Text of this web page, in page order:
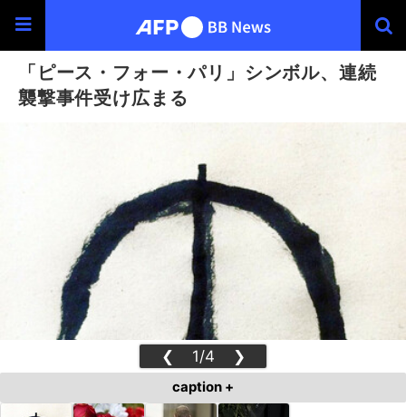
「ピース・フォー・パリ」シンボル、連続
襲撃事件受け広まる
❮ 1/4 ❯
caption +